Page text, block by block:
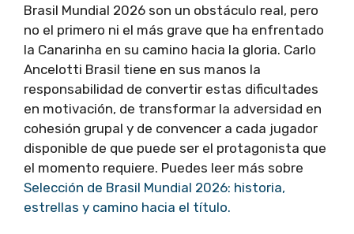
Brasil Mundial 2026 son un obstáculo real, pero
no el primero ni el más grave que ha enfrentado
la Canarinha en su camino hacia la gloria. Carlo
Ancelotti Brasil tiene en sus manos la
responsabilidad de convertir estas dificultades
en motivación, de transformar la adversidad en
cohesión grupal y de convencer a cada jugador
disponible de que puede ser el protagonista que
el momento requiere. Puedes leer más sobre
Selección de Brasil Mundial 2026: historia,
estrellas y camino hacia el título.